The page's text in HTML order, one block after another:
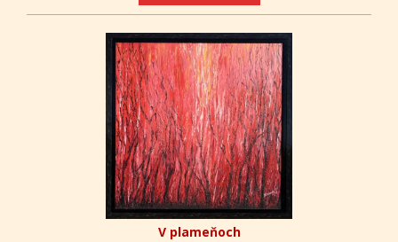
V plameňoch